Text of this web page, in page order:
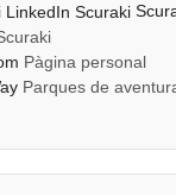
Pàgina personal
Parques de